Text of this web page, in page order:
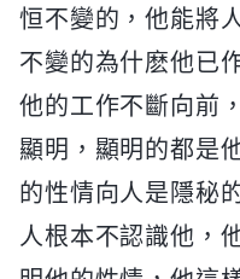
恒不變的，他能將
不變的為什麽他已
他的工作不斷向前
顯明，顯明的都是
的性情向人是隱秘
人根本不認識他，